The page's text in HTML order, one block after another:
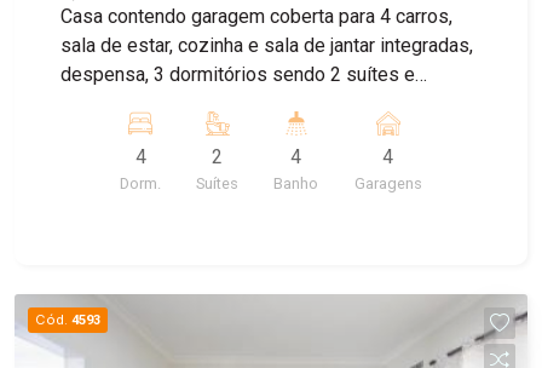
Casa contendo garagem coberta para 4 carros,
sala de estar, cozinha e sala de jantar integradas,
despensa, 3 dormitórios sendo 2 suítes e
dormitório, banheiro social, lavanderia e quintal.
Agende sua visita!
4
Dorm.
2
Suítes
4
Banho
4
Garagens
Cód. 4593